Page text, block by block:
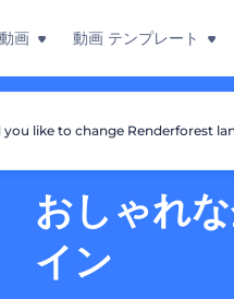
画 動画 テンプレート
おしゃれ
イン
like to change Renderforest